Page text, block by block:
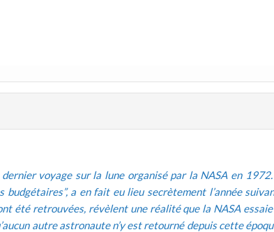
voyage sur la lune organisé par la NASA en 1972.
budgétaires”, a en fait eu lieu secrètement l’année
été retrouvées, révèlent une réalité que la NASA
autre astronaute n’y est retourné depuis cette